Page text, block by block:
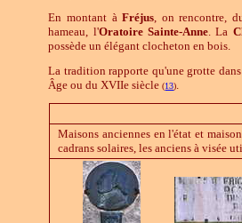
En montant àFréjus, on rencontre,
hameau, l'Oratoire Sainte-Anne. La
possède un élégant clocheton en bois.
La tradition rapporte qu'une grotte
Âge ou du XVIIe siècle(13).
Maisons anciennes en l'état et
cadrans solaires, les anciens à visée